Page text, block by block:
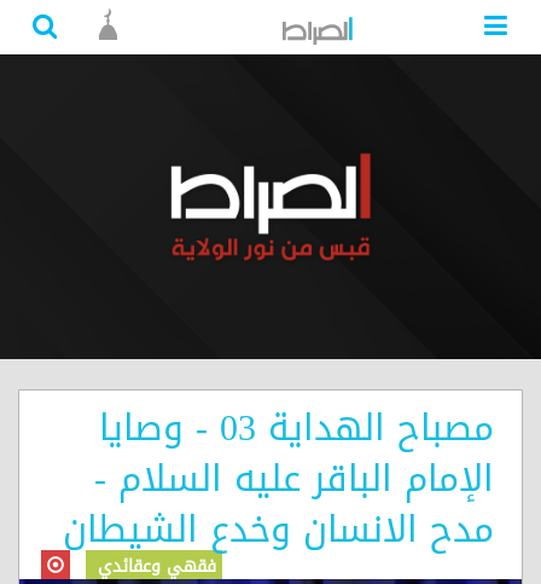
مصباح الهداية 03 - وصايا
الإمام الباقر عليه السلام -
مدح الانسان وخدع الشيطان
فقهي وعقائدي